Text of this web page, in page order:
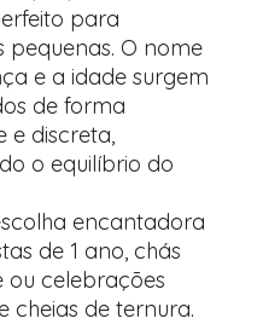
para
pequenas. O nome
e a idade surgem
de forma
e discreta,
o equilíbrio do
encantadora
de 1 ano, chás
ou celebrações
cheias de ternura.